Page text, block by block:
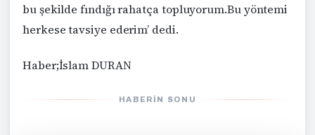
bu şekilde fındığı rahatça topluyorum.Bu yöntemi
herkese tavsiye ederim’ dedi.
Haber;İslam DURAN
HABERIN SONU